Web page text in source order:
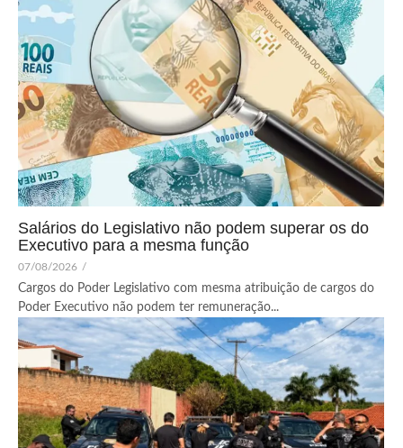
Salários do Legislativo não podem superar os do
Executivo para a mesma função
07/08/2026 /
Cargos do Poder Legislativo com mesma atribuição de cargos do
Poder Executivo não podem ter remuneração...